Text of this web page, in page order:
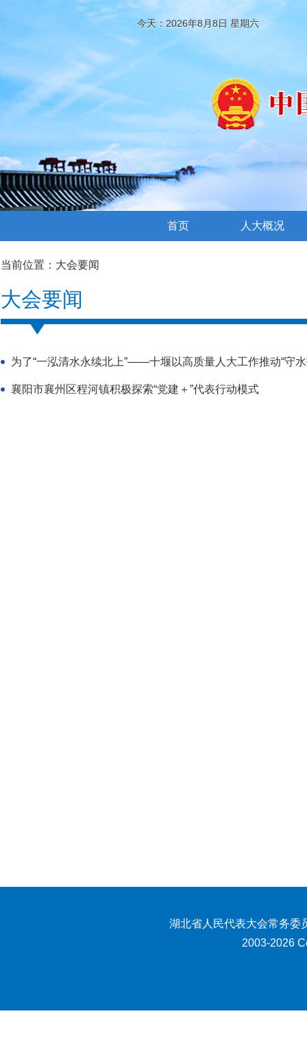
今天：2026年8月8日 星期六
首页 人大概况
当前位置： 大会要闻
大会要闻
为了“一泓清水永续北上”——十堰以高质量人大工作推动“守水
襄阳市襄州区程河镇积极探索“党建＋”代表行动模式
湖北省人民代表大会常务委
2003-2026